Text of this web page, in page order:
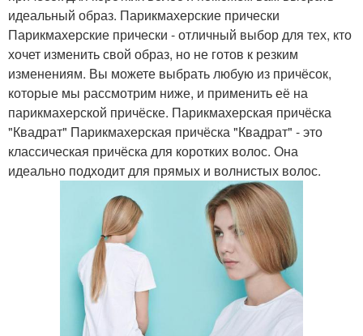
идеальный образ. Парикмахерские прически
Парикмахерские прически - отличный выбор для тех, кто
хочет изменить свой образ, но не готов к резким
изменениям. Вы можете выбрать любую из причёсок,
которые мы рассмотрим ниже, и применить её на
парикмахерской причёске. Парикмахерская причёска
"Квадрат" Парикмахерская причёска "Квадрат" - это
классическая причёска для коротких волос. Она
идеально подходит для прямых и волнистых волос.